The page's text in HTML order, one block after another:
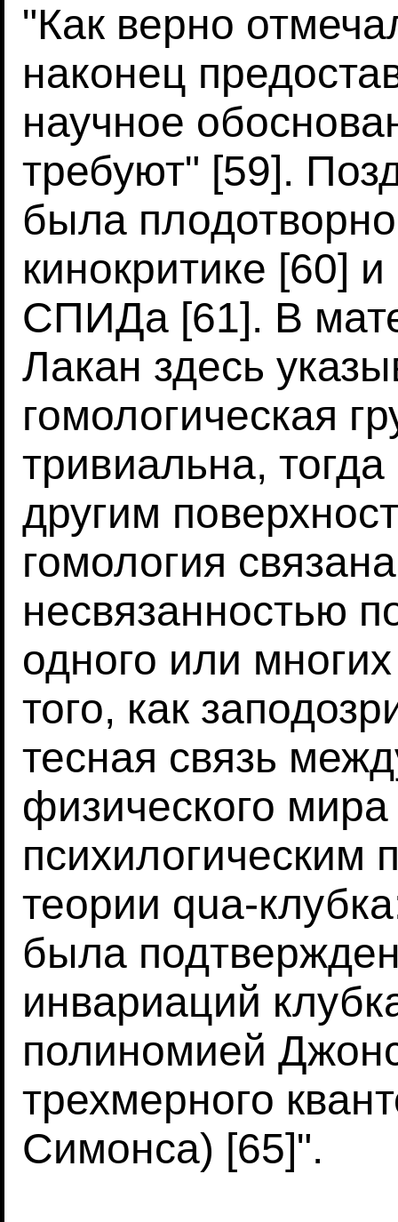
"Как верно
наконец
научное
требуют" [59].
была
кинокритике [60]
СПИДа [61]. В
Лакан здесь
гомологическая
тривиальна, тогда
другим
гомология
несвязанностью
одного или
того, как
тесная связь
физического
психилогическим
теории qua-
была
инвариаций
полиномией
трехмерного
Симонса) [65]".